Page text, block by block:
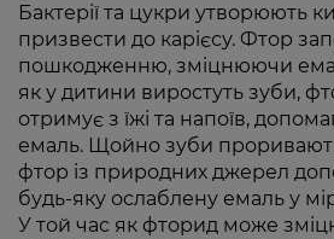
Бактерії та цукри утворюють
призвести до карієсу. Фтор
пошкодженню, зміцнюючи
як у дитини виростуть зуби,
отримує з їжі та напоїв,
емаль. Щойно зуби
фтор із природних джерел
будь-яку ослаблену емаль у
У той час як фторид може